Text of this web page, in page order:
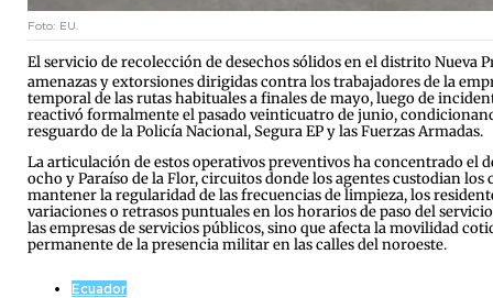
Foto: EU.
El servicio de recolección de desechos sólidos en el distrito Nueva
amenazas y extorsiones dirigidas contra los trabajadores de la
temporal de las rutas habituales a finales de mayo, luego de
reactivó formalmente el pasado veinticuatro de junio,
resguardo de la Policía Nacional, Segura EP y las Fuerzas Armadas.
La articulación de estos operativos preventivos ha concentrado el
ocho y Paraíso de la Flor, circuitos donde los agentes custodian
mantener la regularidad de las frecuencias de limpieza, los
variaciones o retrasos puntuales en los horarios de paso del
las empresas de servicios públicos, sino que afecta la movilidad
permanente de la presencia militar en las calles del noroeste.
Ecuador